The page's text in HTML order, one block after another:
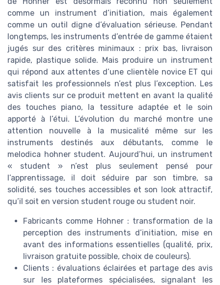
comme un instrument d’initiation, mais également
comme un outil digne d’évaluation sérieuse. Pendant
longtemps, les instruments d’entrée de gamme étaient
jugés sur des critères minimaux : prix bas, livraison
rapide, plastique solide. Mais produire un instrument
qui répond aux attentes d’une clientèle novice ET qui
satisfait les professionnels n’est plus l’exception. Les
avis clients sur ce produit mettent en avant la qualité
des touches piano, la tessiture adaptée et le soin
apporté à l’étui. L’évolution du marché montre une
attention nouvelle à la musicalité même sur les
instruments destinés aux débutants, comme le
melodica hohner student. Aujourd’hui, un instrument
« student » n’est plus seulement pensé pour
l’apprentissage, il doit séduire par son timbre, sa
solidité, ses touches accessibles et son look attractif,
qu’il soit en version student rouge ou student noir.
Fabricants comme Hohner : transformation de la
perception des instruments d’initiation, mise en
avant des informations essentielles (qualité, prix,
livraison gratuite possible, choix de couleurs).
Clients : évaluations éclairées et partage des avis
sur les plateformes spécialisées, signalant les